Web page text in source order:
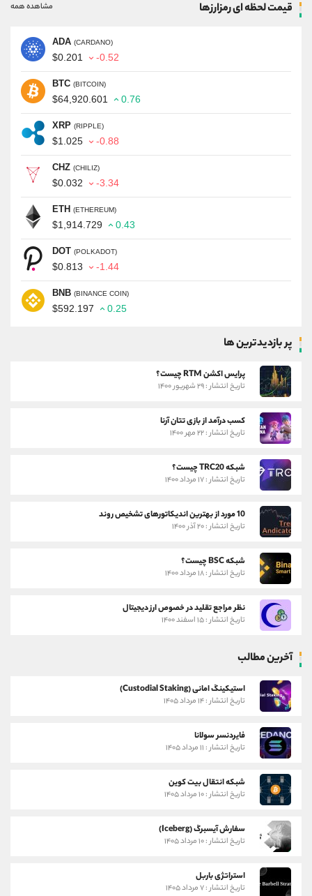
قیمت لحظه ای رمزارزها مشاهده همه
ADA (CARDANO)
$0.201 -0.52
BTC (BITCOIN)
$64,920.601 0.76
XRP (RIPPLE)
$1.025 -0.88
CHZ (CHILIZ)
$0.032 -3.34
ETH (ETHEREUM)
$1,914.729 0.43
DOT (POLKADOT)
$0.813 -1.44
BNB (BINANCE COIN)
$592.197 0.25
پر بازدیدترین ها
پرایس اکشن RTM چیست؟
تاریخ انتشار : ۲۹ شهریور ۱۴۰۰
کسب درآمد از بازی تتان آرنا
تاریخ انتشار : ۲۲ مهر ۱۴۰۰
شبکه TRC20 چیست؟
تاریخ انتشار : ۱۷ مرداد ۱۴۰۰
10 مورد از بهترین اندیکاتورهای تشخیص روند
تاریخ انتشار : ۲۰ آذر ۱۴۰۰
شبکه BSC چیست؟
تاریخ انتشار : ۱۸ مرداد ۱۴۰۰
نظر مراجع تقلید در خصوص ارز دیجیتال
تاریخ انتشار : ۱۵ اسفند ۱۴۰۰
آخرین مطالب
استیکینگ امانی (Custodial Staking)
تاریخ انتشار : ۱۴ مرداد ۱۴۰۵
فایردنسر سولانا
تاریخ انتشار : ۱۱ مرداد ۱۴۰۵
شبکه انتقال بیت کوین
تاریخ انتشار : ۱۰ مرداد ۱۴۰۵
سفارش آیسبرگ (Iceberg)
تاریخ انتشار : ۱۰ مرداد ۱۴۰۵
استراتژی باربل
تاریخ انتشار : ۷ مرداد ۱۴۰۵